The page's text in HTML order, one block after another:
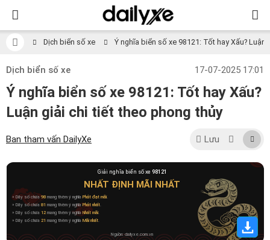
Dịch biển số xe Ý nghĩa biển số xe 98121: Tốt hay Xấu?
Dịch biển số xe 17-07-2025 17:01
Ý nghĩa biển số xe 98121: Tốt hay Xấu?
Luận giải chi tiết theo phong thủy
Ban tham vấn DailyXe Lưu
Giải nghĩa biển số xe 98121
NHẤT ĐỊNH MÃI NHẤT
» Dãy số chứa98 mang thêm ý nghĩa Phát đạt mãi.
» Dãy số chứa 81 mang thêm ý nghĩaPhát nhất.
» Dãy số chứa 12 mang thêm ý nghĩaNhất mãi.
» Dãy số chứa 21 mang thêm ý nghĩa Mãi nhất.
Nguồn: dailyxe.com.vn